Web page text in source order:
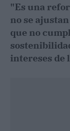
"Es una
no se
que no
intereses de